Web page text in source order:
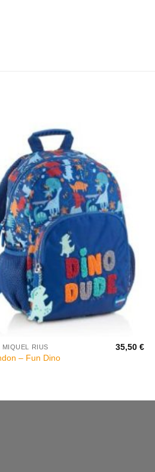
MIQUEL RIUS
– Fun Dino
35,50 €